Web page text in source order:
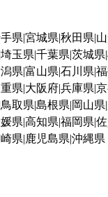
県 宮城県 秋田県
埼玉県 千葉県 茨城県
県 富山県 石川県
県 大阪府兵庫県
鳥取県 島根県 岡山県
県 高知県 福岡県
県 鹿児島県 沖縄県